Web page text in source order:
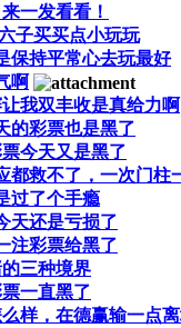
一发看看！
子买买点小玩玩
保持平常心去玩最好
啊
我双丰收是真给力啊
的彩票也是黑了
今天又是黑了
都救不了，一次门柱
过了个手瘾
天还是亏损了
注彩票给黑了
的三种境界
一直黑了
样，在德赢输一点